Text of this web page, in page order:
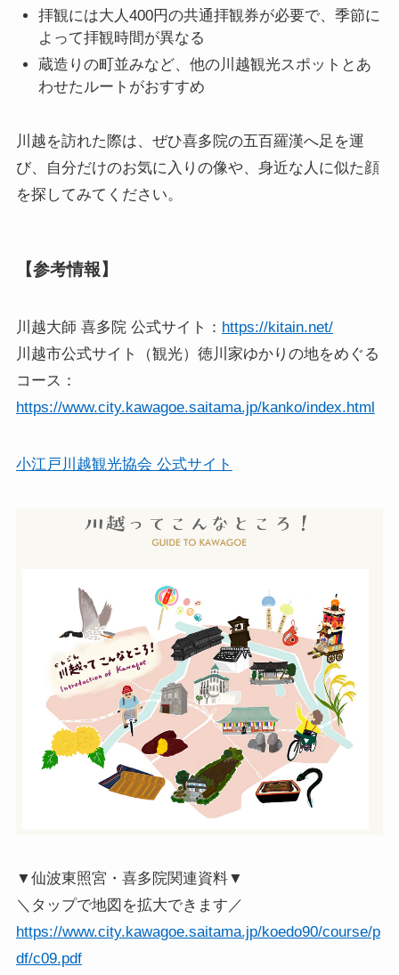
拝観には大人400円の共通拝観券が必要で、季節に
よって拝観時間が異なる
蔵造りの町並みなど、他の川越観光スポットとあ
わせたルートがおすすめ
川越を訪れた際は、ぜひ喜多院の五百羅漢へ足を運
び、自分だけのお気に入りの像や、身近な人に似た顔
を探してみてください。
【参考情報】
川越大師 喜多院 公式サイト： https://kitain.net/
川越市公式サイト（観光）徳川家ゆかりの地をめぐる
コース：
https://www.city.kawagoe.saitama.jp/kanko/index.html
小江戸川越観光協会 公式サイト
▼仙波東照宮・喜多院関連資料▼
＼タップで地図を拡大できます／
https://www.city.kawagoe.saitama.jp/koedo90/course/p
df/c09.pdf